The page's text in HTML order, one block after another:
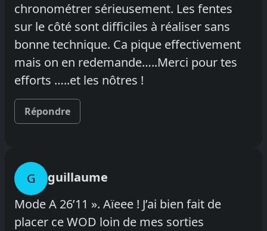
chronométrer sérieusement. Les fentes
sur le côté sont difficiles à réaliser sans
bonne technique. Ca pique effectivement
mais on en redemande…..Merci pour tes
efforts …..et les nôtres !
Répondre
G
guillaume
Mode A 26’11 ». Aïeee ! J’ai bien fait de
placer ce WOD loin de mes sorties